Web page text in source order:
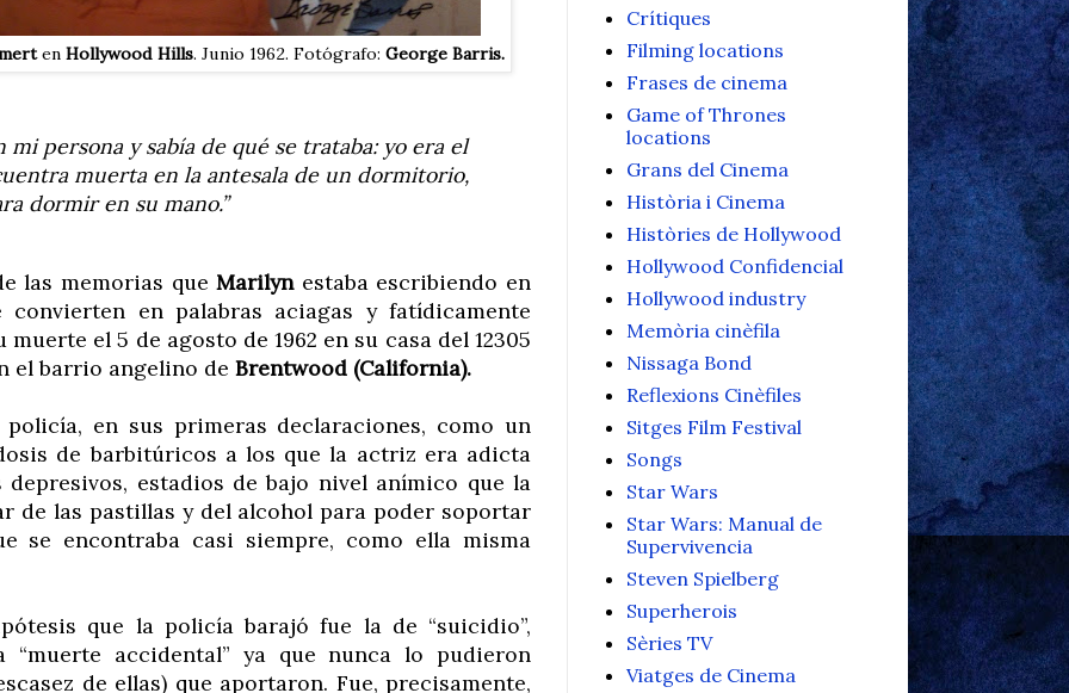
en Hollywood Hills. Junio 1962. Fotógrafo: George Barris.
mi persona y sabía de qué se trataba: yo era el
muerta en la antesala de un dormitorio,
dormir en su mano.”
las memorias queMarilynestaba escribiendo en
en palabras aciagas y fatídicamente
el 5 de agosto de 1962 en su casa del 12305
el barrio angelino de Brentwood (California).
en sus primeras declaraciones, como un
de barbitúricos a los que la actriz era adicta
estadios de bajo nivel anímico que la
de las pastillas y del alcohol para poder soportar
se encontraba casi siempre, como ella misma
que la policía barajó fue la de “suicidio”,
“muerte accidental” ya que nunca lo pudieron
de ellas) que aportaron. Fue, precisamente,
Crítiques
Filming locations
Frases de cinema
Game of Thrones
locations
Grans del Cinema
Història i Cinema
Històries de Hollywood
Hollywood Confidencial
Hollywood industry
Memòria cinèfila
Nissaga Bond
Reflexions Cinèfiles
Sitges Film Festival
Songs
Star Wars
Star Wars: Manual de
Supervivencia
Steven Spielberg
Superherois
Sèries TV
Viatges de Cinema